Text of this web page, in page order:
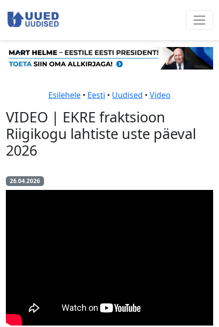
Esilehele • Eesti • Uudised • Video
VIDEO | EKRE fraktsioon
Riigikogu lahtiste uste päeval
2026
26.04.2026